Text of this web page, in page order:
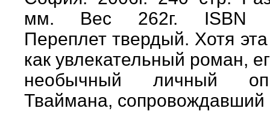
мм. Вес 262г. ISBN 5-
Переплет твердый. Хотя эта
как увлекательный роман,
необычный личный
Тваймана, сопровождавший